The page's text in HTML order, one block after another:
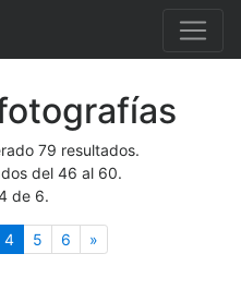
79 resultados.
del 46 al 60.
de 6.
4(actual)
5 6 »